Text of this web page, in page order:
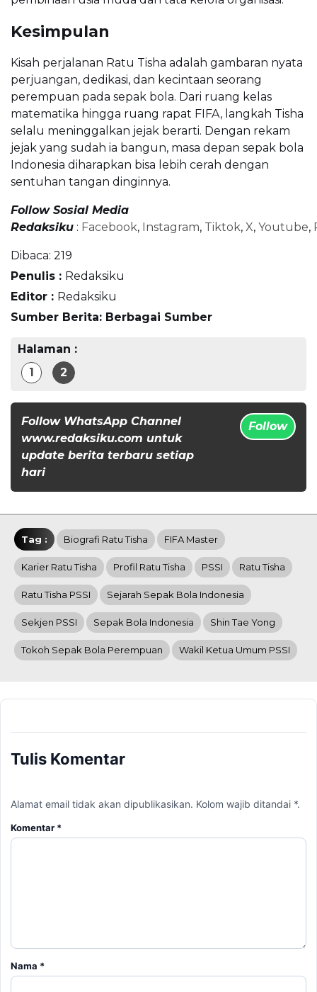
Kesimpulan
Kisah perjalanan Ratu Tisha adalah gambaran nyata
perjuangan, dedikasi, dan kecintaan seorang
perempuan pada sepak bola. Dari ruang kelas
matematika hingga ruang rapat FIFA, langkah Tisha
selalu meninggalkan jejak berarti. Dengan rekam
jejak yang sudah ia bangun, masa depan sepak bola
Indonesia diharapkan bisa lebih cerah dengan
sentuhan tangan dinginnya.
Follow Sosial Media
Redaksiku : Facebook, Instagram, Tiktok, X, Youtube,
Dibaca: 219
Penulis : Redaksiku
Editor : Redaksiku
Sumber Berita: Berbagai Sumber
Halaman :
1
2
Follow WhatsApp Channel
www.redaksiku.com untuk
update berita terbaru setiap
hari
Follow
Tag : Biografi Ratu Tisha FIFA Master
Karier Ratu Tisha Profil Ratu Tisha PSSI Ratu Tisha
Ratu Tisha PSSI Sejarah Sepak Bola Indonesia
Sekjen PSSI Sepak Bola Indonesia Shin Tae Yong
Tokoh Sepak Bola Perempuan Wakil Ketua Umum PSSI
Tulis Komentar